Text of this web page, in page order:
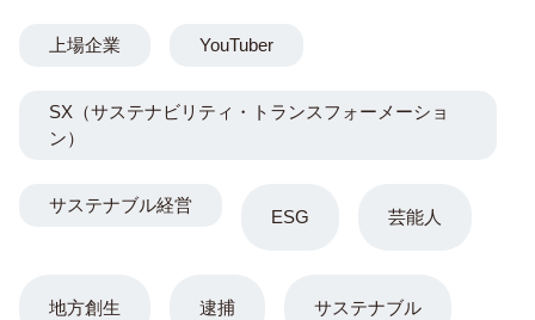
ESG 芸能人
地方創生 逮捕 サステナブル
上場企業 YouTuber
SX（サステナビリティ・トランスフォーメーショ
ン）
サステナブル経営